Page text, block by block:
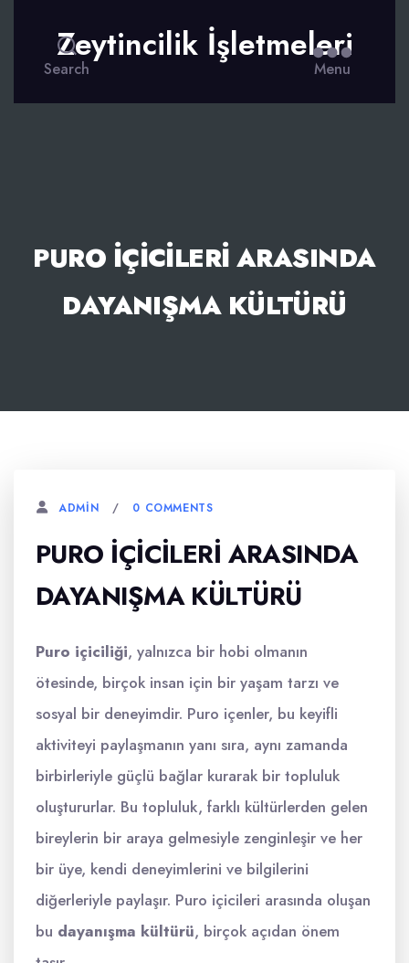
Search
Zeytincilik İşletmeleri
Menu
PURO İÇICILERI ARASINDA
DAYANIŞMA KÜLTÜRÜ
ADMIN 0 COMMENTS
PURO İÇICILERI ARASINDA
DAYANIŞMA KÜLTÜRÜ
Puro içiciliği, yalnızca bir hobi olmanın
ötesinde, birçok insan için bir yaşam tarzı ve
sosyal bir deneyimdir. Puro içenler, bu keyifli
aktiviteyi paylaşmanın yanı sıra, aynı zamanda
birbirleriyle güçlü bağlar kurarak bir topluluk
oluştururlar. Bu topluluk, farklı kültürlerden gelen
bireylerin bir araya gelmesiyle zenginleşir ve her
bir üye, kendi deneyimlerini ve bilgilerini
diğerleriyle paylaşır. Puro içicileri arasında oluşan
bu dayanışma kültürü, birçok açıdan önem